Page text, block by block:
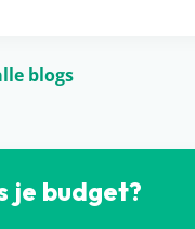
blogs
je budget?